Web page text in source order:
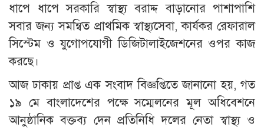
ধাপে ধাপে সরকারি স্বাস্থ্য বরাদ্দ বাড়ানোর পাশাপাশি
সবার জন্য সমন্বিত প্রাথমিক স্বাস্থ্যসেবা, কার্যকর রেফারাল
সিস্টেম ও যুগোপযোগী ডিজিটালাইজেশনের ওপর কাজ
করছে।
আজ ঢাকায় প্রাপ্ত এক সংবাদ বিজ্ঞপ্তিতে জানানো হয়, গত
১৯ মে বাংলাদেশের পক্ষে সম্মেলনের মূল অধিবেশনে
আনুষ্ঠানিক বক্তব্য দেন প্রতিনিধি দলের নেতা স্বাস্থ্য ও